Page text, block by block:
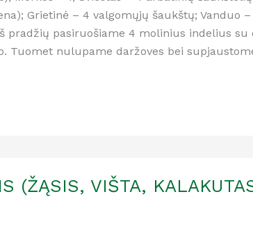
Grietinė – 4 valgomųjų šaukštų; Vanduo
pradžių pasiruošiame 4 molinius indelius su
Tuomet nulupame daržoves bei
(ŽĄSIS, VIŠTA,